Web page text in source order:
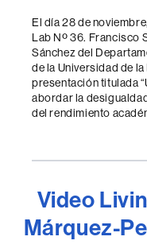
entrada
El día 28 de
Lab Nº 36. Francisco
Sánchez del
de la Universidad de
presentación titulada
abordar la
del rendimiento
Video
Márquez-